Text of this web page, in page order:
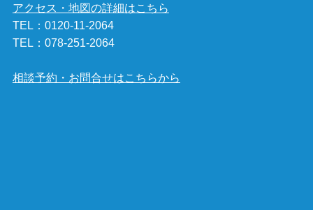
アクセス・地図の詳細はこちら
TEL： 0120-11-2064
TEL： 078-251-2064
相談予約・お問合せはこちらから